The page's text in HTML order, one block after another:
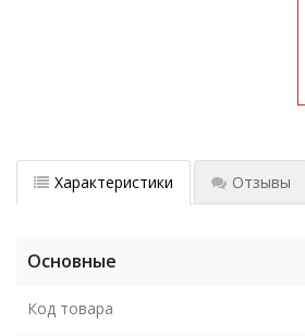
Характеристики Отзывы
Основные
Код товара